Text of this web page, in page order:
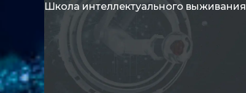
Школа интеллектуального выживания